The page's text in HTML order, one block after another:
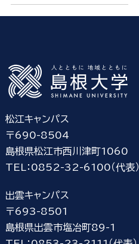
松江キャンパス
〒690-8504
島根県松江市西川津町1060
TEL：0852-32-6100（代表）
出雲キャンパス
〒693-8501
島根県出雲市塩冶町89-1